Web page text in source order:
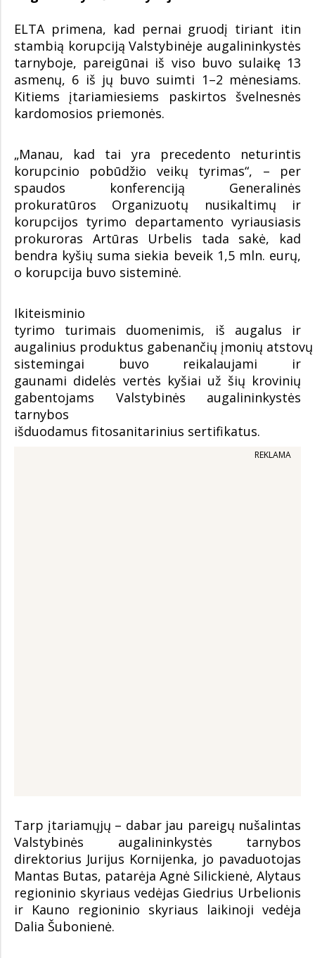
ELTA primena, kad pernai gruodį tiriant itin
stambią korupciją Valstybinėje augalininkystės
tarnyboje, pareigūnai iš viso buvo sulaikę 13
asmenų, 6 iš jų buvo suimti 1–2 mėnesiams.
Kitiems įtariamiesiems paskirtos švelnesnės
kardomosios priemonės.
„Manau, kad tai yra precedento neturintis
korupcinio pobūdžio veikų tyrimas“, – per
spaudos konferenciją Generalinės
prokuratūros Organizuotų nusikaltimų ir
korupcijos tyrimo departamento vyriausiasis
prokuroras Artūras Urbelis tada sakė, kad
bendra kyšių suma siekia beveik 1,5 mln. eurų,
o korupcija buvo sisteminė.
Ikiteisminio
tyrimo turimais duomenimis, iš augalus ir
augalinius produktus gabenančių įmonių atstovų
sistemingai buvo reikalaujami ir
gaunami didelės vertės kyšiai už šių krovinių
gabentojams Valstybinės augalininkystės
tarnybos
išduodamus fitosanitarinius sertifikatus.
REKLAMA
Tarp įtariamųjų – dabar jau pareigų nušalintas
Valstybinės augalininkystės tarnybos
direktorius Jurijus Kornijenka, jo pavaduotojas
Mantas Butas, patarėja Agnė Silickienė, Alytaus
regioninio skyriaus vedėjas Giedrius Urbelionis
ir Kauno regioninio skyriaus laikinoji vedėja
Dalia Šubonienė.